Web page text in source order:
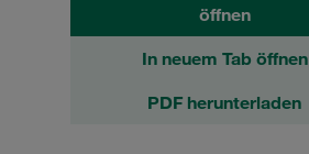
öffnen
In neuem Tab öffnen
PDF herunterladen